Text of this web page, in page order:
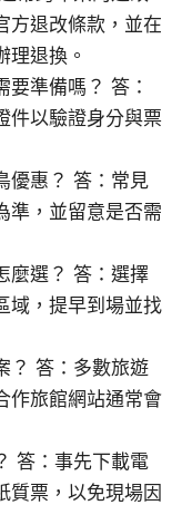
方退改條款，並在
理退換。
要準備嗎？ 答：
件以驗證身分與票
優惠？ 答：常見
準，並留意是否需
麼選？ 答：選擇
域，提早到場並找
？ 答：多數旅遊
作旅館網站通常會
答：事先下載電
質票，以免現場因